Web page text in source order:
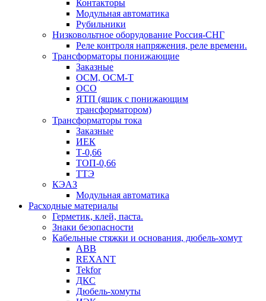
Контакторы
Модульная автоматика
Рубильники
Низковольтное оборудование Россия-СНГ
Реле контроля напряжения, реле времени.
Трансформаторы понижающие
Заказные
ОСМ, ОСМ-Т
ОСО
ЯТП (ящик с понижающим
трансформатором)
Трансформаторы тока
Заказные
ИЕК
Т-0,66
ТОП-0,66
ТТЭ
КЭАЗ
Модульная автоматика
Расходные материалы
Герметик, клей, паста.
Знаки безопасности
Кабельные стяжки и основания, дюбель-хомут
ABB
REXANT
Tekfor
ДКС
Дюбель-хомуты